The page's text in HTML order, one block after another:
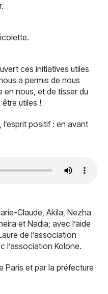
ces initiatives utiles
a permis de nous
en nous, et de tisser du
utiles !
positif : en avant
Claude, Akila, Nezha
et Nadia; avec l’aide
de l’association
l’association Kolone.
Paris et par la préfecture